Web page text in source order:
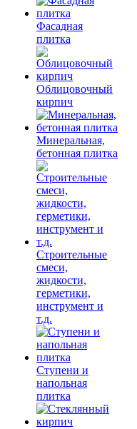
Фасадная
плитка
Облицовочный
кирпич
Минеральная,
бетонная плитка
Строительные
смеси,
жидкости,
герметики,
инструмент и
т.д.
Ступени и
напольная
плитка